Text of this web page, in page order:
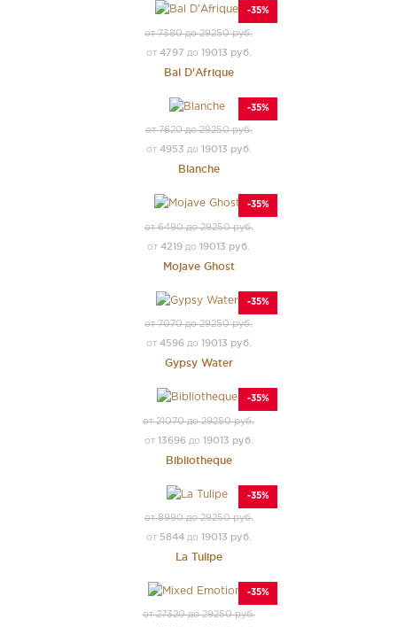
-35%
от 7380 до 29250 руб.
от 4797 до 19013 руб.
Bal D'Afrique
-35%
от 7620 до 29250 руб.
от 4953 до 19013 руб.
Blanche
-35%
от 6490 до 29250 руб.
от 4219 до 19013 руб.
Mojave Ghost
-35%
от 7070 до 29250 руб.
от 4596до 19013 руб.
Gypsy Water
-35%
от 21070 до 29250 руб.
от 13696до 19013 руб.
Bibliotheque
-35%
от 8990 до 29250 руб.
от 5844до 19013 руб.
La Tulipe
-35%
от 27320 до 29250 руб.